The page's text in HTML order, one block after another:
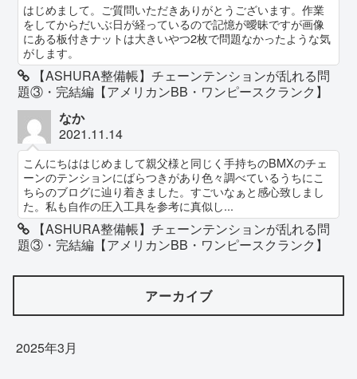
はじめまして。ご質問いただきありがとうございます。作業
をしてからだいぶ日が経っているので記憶が曖昧ですが画像
にある板付きナットは大きいやつ2枚で問題なかったような気
がします。
【ASHURA整備帳】チェーンテンションが乱れる問
題③・完結編【アメリカンBB・ワンピースクランク】
なか
2021.11.14
こんにちははじめまして親父様と同じく手持ちのBMXのチェ
ーンのテンションにばらつきがあり色々調べているうちにこ
ちらのブログに辿り着きました。すごいなぁと感心致しまし
た。私も自作の圧入工具を参考に真似し...
【ASHURA整備帳】チェーンテンションが乱れる問
題③・完結編【アメリカンBB・ワンピースクランク】
アーカイブ
2025年3月